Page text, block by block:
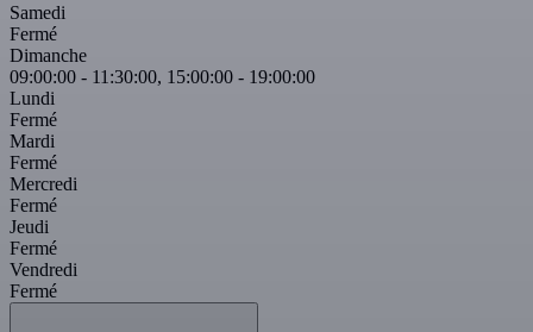
Samedi
Fermé
Dimanche
09:00:00 - 11:30:00, 15:00:00 - 19:00:00
Lundi
Fermé
Mardi
Fermé
Mercredi
Fermé
Jeudi
Fermé
Vendredi
Fermé